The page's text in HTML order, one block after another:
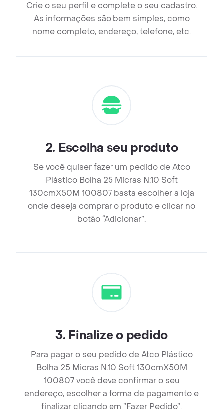
Crie o seu perfil e complete o seu cadastro.
As informações são bem simples, como
nome completo, endereço, telefone, etc.
2. Escolha seu produto
Se você quiser fazer um pedido de Atco
Plástico Bolha 25 Micras N.10 Soft
130cmX50M 100807 basta escolher a loja
onde deseja comprar o produto e clicar no
botão “Adicionar”.
3. Finalize o pedido
Para pagar o seu pedido de Atco Plástico
Bolha 25 Micras N.10 Soft 130cmX50M
100807 você deve confirmar o seu
endereço, escolher a forma de pagamento e
finalizar clicando em ”Fazer Pedido”.